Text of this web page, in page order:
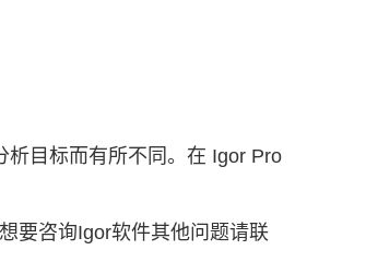
目标而有所不同。在 Igor Pro
要咨询Igor软件其他问题请联